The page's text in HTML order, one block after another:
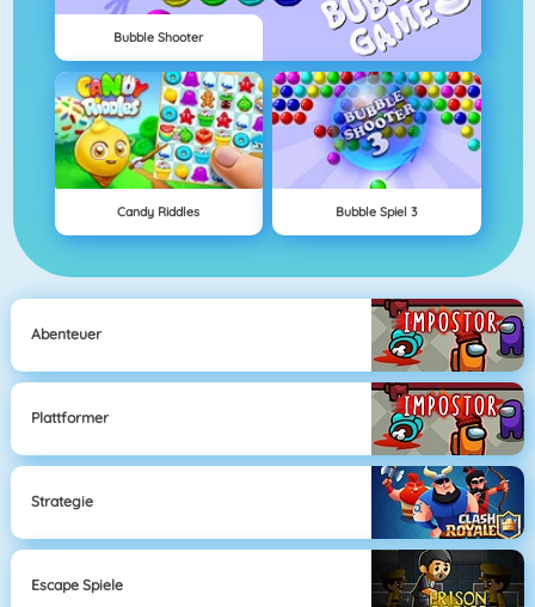
Bubble Shooter
Candy Riddles Bubble Spiel 3
Abenteuer
Plattformer
Strategie
Escape Spiele